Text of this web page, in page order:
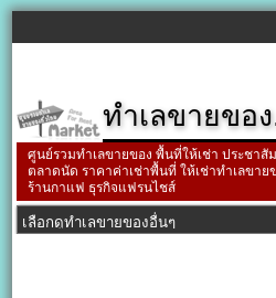
ทำเลขายขอ
ศูนย์รวมทำเลขายของ พื้นที่ให้เช่า ประชา
ตลาดนัด ราคาค่าเช่าพื้นที่ ให้เช่าทำเลขา
ร้านกาแฟ ธุรกิจแฟรนไชส์